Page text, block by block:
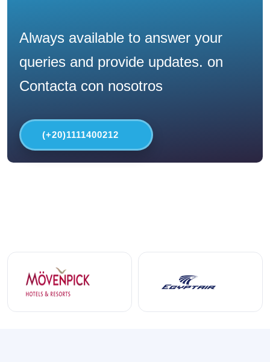
Always available to answer your
queries and provide updates. on
Contacta con nosotros
(+20)1111400212